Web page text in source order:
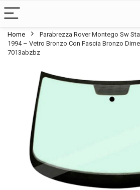
Home
Parabrezza Rover Montego Sw
1994 – Vetro Bronzo Con Fascia Bronzo
7013abzbz